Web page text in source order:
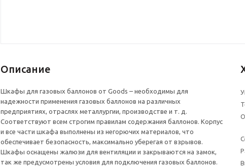
Описание
Шкафы для газовых баллонов от Goods – необходимы для
надежности применения газовых баллонов на различных
предприятиях, отраслях металлургии, производстве и т. д.
Соответствуют всем строгим правилам содержания баллонов. Корпус
и все части шкафа выполнены из негорючих материалов, что
обеспечивает безопасность, максимально уберегая от взрывов.
Шкафы оснащены жалюзи для вентиляции и закрываются на замок,
так же предусмотрены условия для подключения газовых баллонов.